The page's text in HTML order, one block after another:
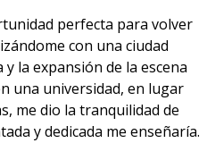
perfecta para volver
con una ciudad
la expansión de la escena
una universidad, en lugar
me dio la tranquilidad de
y dedicada me enseñaría.